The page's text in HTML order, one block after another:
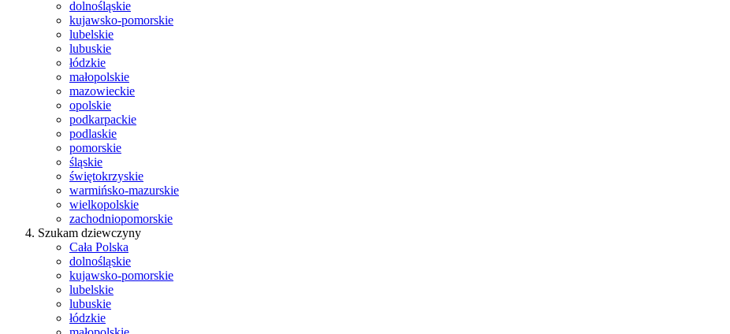
dolnośląskie
kujawsko-pomorskie
lubelskie
lubuskie
łódzkie
małopolskie
mazowieckie
opolskie
podkarpackie
podlaskie
pomorskie
śląskie
świętokrzyskie
warmińsko-mazurskie
wielkopolskie
zachodniopomorskie
Szukam dziewczyny
Cała Polska
dolnośląskie
kujawsko-pomorskie
lubelskie
lubuskie
łódzkie